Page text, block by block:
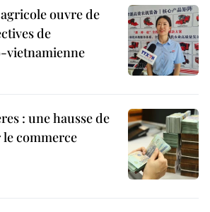
ouvre de
de
vietnamienne
: une hausse de
le commerce